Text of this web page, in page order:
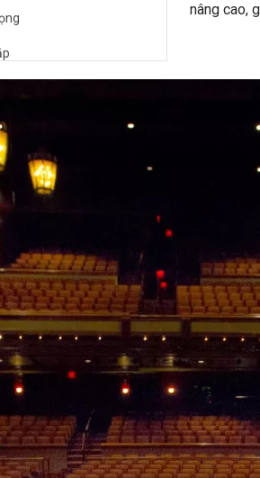
hợp với thể loại nhạc
fourth voicing từ đâu?
Đẳng Cấp Tại Elite
nâng cao,